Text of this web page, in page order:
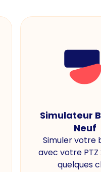
Simulateur
Neuf
Simuler votre
avec votre PTZ
quelques